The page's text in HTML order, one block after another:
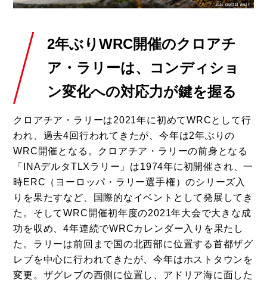
2年ぶりWRC開催のクロアチ
ア・ラリーは、
コンディショ
ン変化への対応力が鍵を握る
クロアチア・ラリーは2021年に初めてWRCとして行
われ、過去4回行われてきたが、今年は2年ぶりの
WRC開催となる。クロアチア・ラリーの前身となる
「INAデルタTLXラリー」は1974年に初開催され、一
時ERC（ヨーロッパ・ラリー選手権）のシリーズ入
りを果たすなど、国際的なイベントとして発展してき
た。そしてWRC開催初年度の2021年大会で大きな成
功を収め、4年連続でWRCカレンダー入りを果たし
た。ラリーは前回まで国の北西部に位置する首都ザグ
レブを中心に行われてきたが、今年はホストタウンを
変更。ザグレブの西側に位置し、アドリア海に面した